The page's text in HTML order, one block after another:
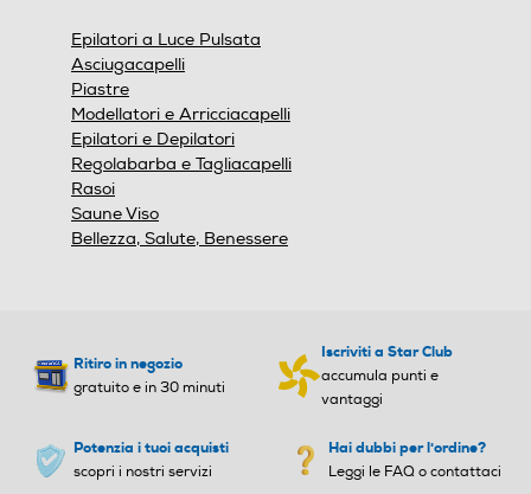
Epilatori a Luce Pulsata
Asciugacapelli
Piastre
Modellatori e Arricciacapelli
Epilatori e Depilatori
Regolabarba e Tagliacapelli
Rasoi
Saune Viso
Bellezza, Salute, Benessere
Ritiro in negozio
gratuito e in 30 minuti
Iscriviti a Star Club
accumula punti e
vantaggi
Potenzia i tuoi acquisti
scopri i nostri servizi
Hai dubbi per l'ordine?
Leggi le FAQ o contattaci